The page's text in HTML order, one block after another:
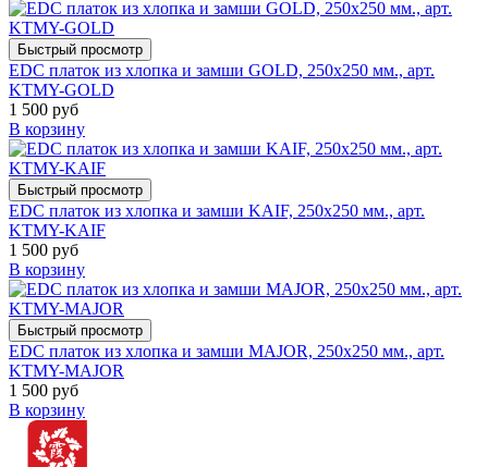
Быстрый просмотр
EDC платок из хлопка и замши GOLD, 250х250 мм., арт.
KTMY-GOLD
1 500 руб
В корзину
Быстрый просмотр
EDC платок из хлопка и замши KAIF, 250х250 мм., арт.
KTMY-KAIF
1 500 руб
В корзину
Быстрый просмотр
EDC платок из хлопка и замши MAJOR, 250х250 мм., арт.
KTMY-MAJOR
1 500 руб
В корзину